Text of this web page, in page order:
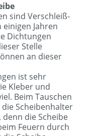
sind Verschleiß-
Jahren
Dichtungen
Stelle
an dieser
ist sehr
Kleber und
Beim Tauschen
Scheibenhalter
die Scheibe
Feuern durch